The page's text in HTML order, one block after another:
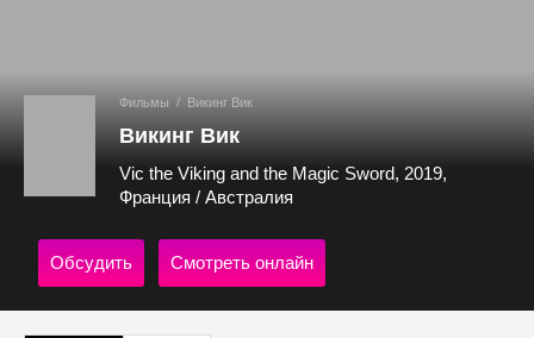
Фильмы / Викинг Вик
Викинг Вик
Vic the Viking and the Magic Sword, 2019,
Франция / Австралия
Обсудить Смотреть онлайн